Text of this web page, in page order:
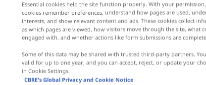
า
Essential cookies help the site function properly. With your
cookies remember preferences, understand how pages are used,
interests, and show relevant content and ads. These cookies collect
as which pages are viewed, how visitors move through the site, what
engaged with, and whether actions like form submissions are
Some of this data may be shared with trusted third‑party partners.
valid for up to one year, and you can accept, reject, or update your
in Cookie Settings.
CBRE's Global Privacy and Cookie Notice